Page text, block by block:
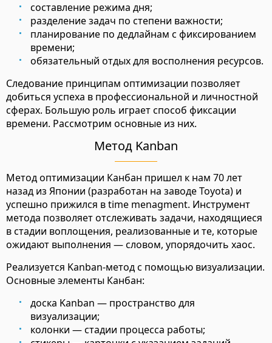
составление режима дня;
разделение задач по степени важности;
планирование по дедлайнам с фиксированием
времени;
обязательный отдых для восполнения ресурсов.
Следование принципам оптимизации позволяет
добиться успеха в профессиональной и личностной
сферах. Большую роль играет способ фиксации
времени. Рассмотрим основные из них.
Метод Kanban
Метод оптимизации Канбан пришел к нам 70 лет
назад из Японии (разработан на заводе Toyota) и
успешно прижился в time menagment. Инструмент
метода позволяет отслеживать задачи, находящиеся
в стадии воплощения, реализованные и те, которые
ожидают выполнения — словом, упорядочить хаос.
Реализуется Kanban-метод с помощью визуализации.
Основные элементы Канбан:
доска Kanban — пространство для
визуализации;
колонки — стадии процесса работы;